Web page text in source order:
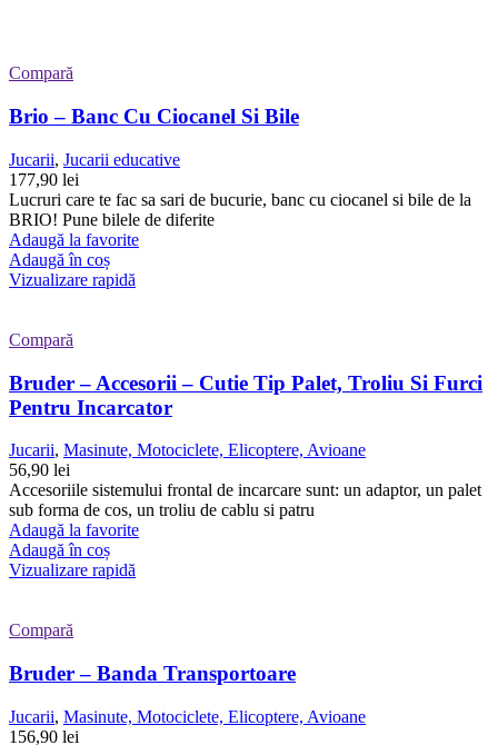
Compară
Brio – Banc Cu Ciocanel Si Bile
Jucarii, Jucarii educative
177,90 lei
Lucruri care te fac sa sari de bucurie, banc cu ciocanel si bile de la
BRIO! Pune bilele de diferite
Adaugă la favorite
Adaugă în coș
Vizualizare rapidă
Compară
Bruder – Accesorii – Cutie Tip Palet, Troliu Si Furci
Pentru Incarcator
Jucarii, Masinute, Motociclete, Elicoptere, Avioane
56,90 lei
Accesoriile sistemului frontal de incarcare sunt: un adaptor, un palet
sub forma de cos, un troliu de cablu si patru
Adaugă la favorite
Adaugă în coș
Vizualizare rapidă
Compară
Bruder – Banda Transportoare
Jucarii, Masinute, Motociclete, Elicoptere, Avioane
156,90 lei